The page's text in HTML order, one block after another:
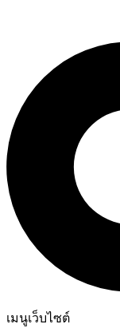
เมนูเว็บไซต์